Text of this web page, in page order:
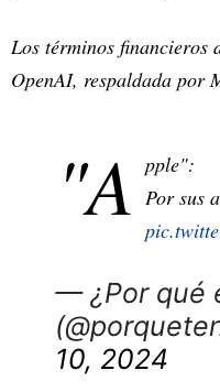
Los términos financieros
OpenAI, respaldada por
"A pple":
Por sus
— ¿Por qué
10, 2024